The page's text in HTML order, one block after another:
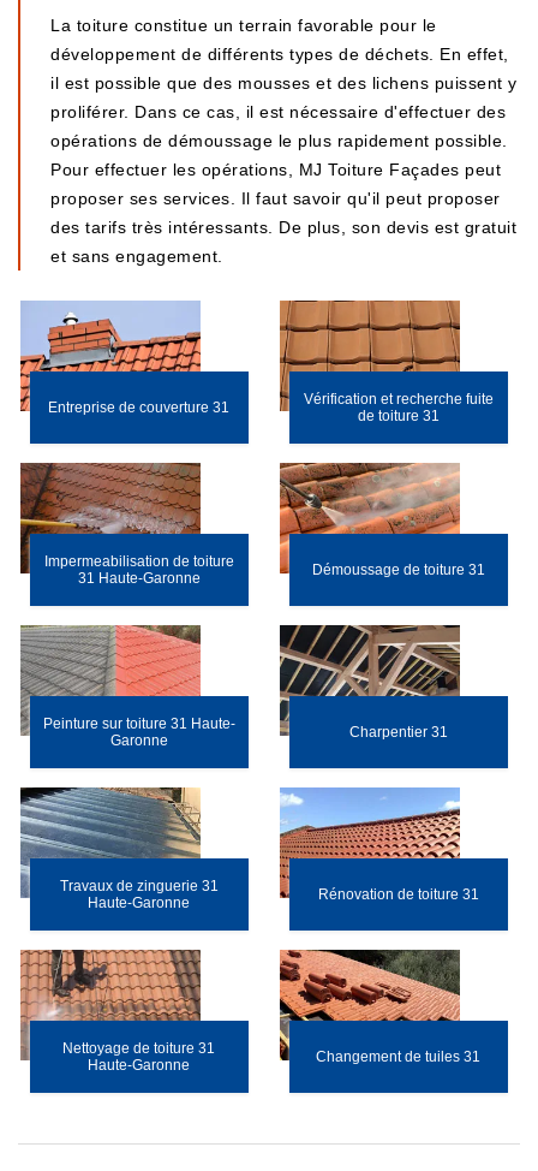
La toiture constitue un terrain favorable pour le
développement de différents types de déchets. En effet,
il est possible que des mousses et des lichens puissent y
proliférer. Dans ce cas, il est nécessaire d'effectuer des
opérations de démoussage le plus rapidement possible.
Pour effectuer les opérations, MJ Toiture Façades peut
proposer ses services. Il faut savoir qu'il peut proposer
des tarifs très intéressants. De plus, son devis est gratuit
et sans engagement.
Entreprise de couverture 31
Vérification et recherche fuite
de toiture 31
Impermeabilisation de toiture
31 Haute-Garonne
Démoussage de toiture 31
Peinture sur toiture 31 Haute-
Garonne
Charpentier 31
Travaux de zinguerie 31
Haute-Garonne
Rénovation de toiture 31
Nettoyage de toiture 31
Haute-Garonne
Changement de tuiles 31